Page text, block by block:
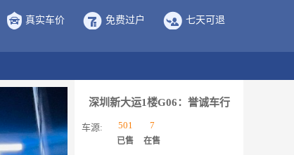
真实车价 免费过户 七天可退
深圳新大运1楼G06：誉诚车行
车源: 501
已售
7
在售